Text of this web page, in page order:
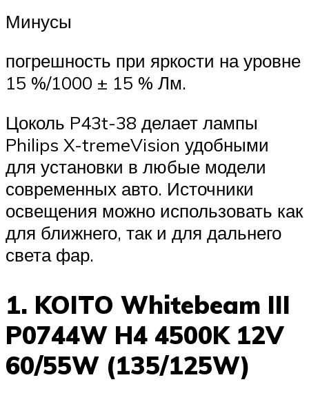
Минусы
погрешность при яркости на уровне
15 %/1000 ± 15 % Лм.
Цоколь P43t-38 делает лампы
Philips X-tremeVision удобными
для установки в любые модели
современных авто. Источники
освещения можно использовать как
для ближнего, так и для дальнего
света фар.
1. KOITO Whitebeam III
P0744W H4 4500K 12V
60/55W (135/125W)